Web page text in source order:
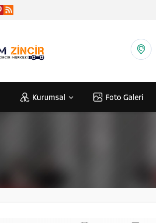
Kurumsal Foto Galeri